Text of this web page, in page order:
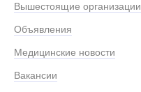
Вышестоящие организации
Объявления
Медицинские новости
Вакансии